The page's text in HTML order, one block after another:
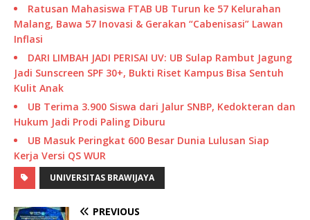
Ratusan Mahasiswa FTAB UB Turun ke 57 Kelurahan
Malang, Bawa 57 Inovasi & Gerakan “Cabenisasi” Lawan
Inflasi
DARI LIMBAH JADI PERISAI UV: UB Sulap Rambut Jagung
Jadi Sunscreen SPF 30+, Bukti Riset Kampus Bisa Sentuh
Kulit Anak
UB Terima 3.900 Siswa dari Jalur SNBP, Kedokteran dan
Hukum Jadi Prodi Paling Diburu
UB Masuk Peringkat 600 Besar Dunia Lulusan Siap
Kerja Versi QS WUR
UNIVERSITAS BRAWIJAYA
PREVIOUS